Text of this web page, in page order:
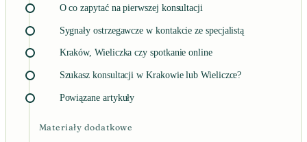
O co zapytać na pierwszej konsultacji
Sygnały ostrzegawcze w kontakcie ze specjalistą
Kraków, Wieliczka czy spotkanie online
Szukasz konsultacji w Krakowie lub Wieliczce?
Powiązane artykuły
Materiały dodatkowe